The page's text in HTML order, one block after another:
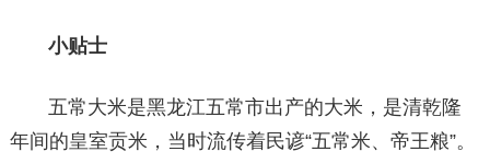
小贴士
五常大米是黑龙江五常市出产的大米，是清乾隆
年间的皇室贡米，当时流传着民谚“五常米、帝王粮”。